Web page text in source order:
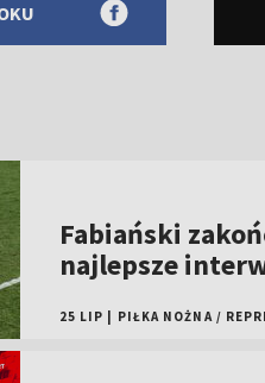
Fabiański
najlepsze
25 LIP PIŁKA NOŻNA /